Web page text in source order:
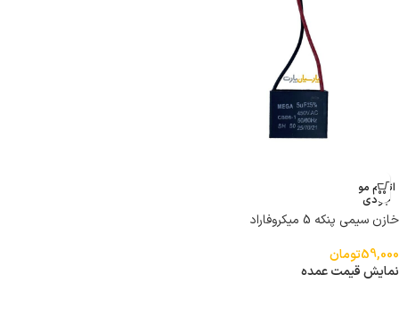
اتمام مو
جودی
خازن سیمی پنکه 5 میکروفاراد
59,000تومان
نمایش قیمت عمده